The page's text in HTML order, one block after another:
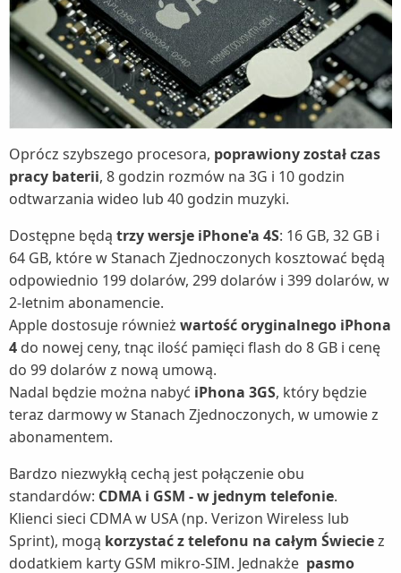
Oprócz szybszego procesora, poprawiony został czas
pracy baterii, 8 godzin rozmów na 3G i 10 godzin
odtwarzania wideo lub 40 godzin muzyki.
Dostępne będą trzy wersje iPhone'a 4S: 16 GB, 32 GB i
64 GB, które w Stanach Zjednoczonych kosztować będą
odpowiednio 199 dolarów, 299 dolarów i 399 dolarów, w
2-letnim abonamencie.
Apple dostosuje również wartość oryginalnego iPhona
4 do nowej ceny, tnąc ilość pamięci flash do 8 GB i cenę
do 99 dolarów z nową umową.
Nadal będzie można nabyć iPhona 3GS, który będzie
teraz darmowy w Stanach Zjednoczonych, w umowie z
abonamentem.
Bardzo niezwykłą cechą jest połączenie obu
standardów: CDMA i GSM - w jednym telefonie.
Klienci sieci CDMA w USA (np. Verizon Wireless lub
Sprint), mogą korzystać z telefonu na całym Świeciez
dodatkiem karty GSM mikro-SIM. Jednakże pasmo